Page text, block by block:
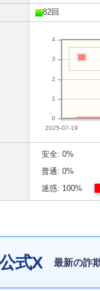
82回
2025-07-19
0
1
2
3
4
安全: 0%
普通: 0%
迷惑: 100%
式X 最新の詐